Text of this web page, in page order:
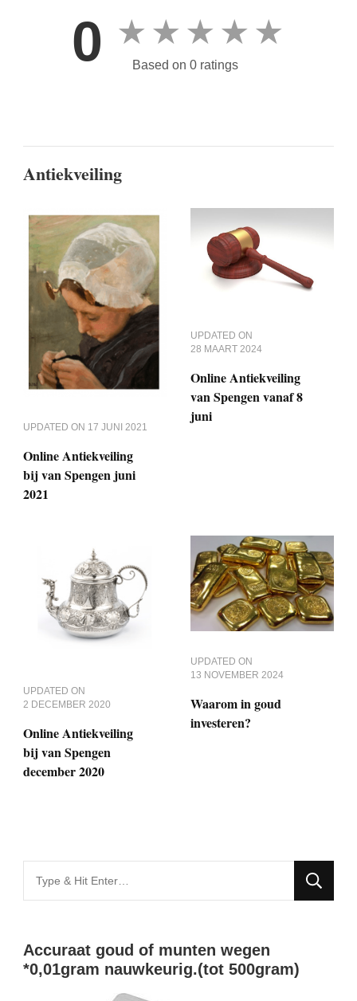
0 ★ ★ ★ ★ ★
Based on 0 ratings
Antiekveiling
UPDATED ON 17 JUNI 2021
Online Antiekveiling
bij van Spengen juni
2021
UPDATED ON
28 MAART 2024
Online Antiekveiling
van Spengen vanaf 8
juni
UPDATED ON
2 DECEMBER 2020
Online Antiekveiling
bij van Spengen
december 2020
UPDATED ON
13 NOVEMBER 2024
Waarom in goud
investeren?
for
Accuraat goud of munten wegen
*0,01gram nauwkeurig.(tot 500gram)